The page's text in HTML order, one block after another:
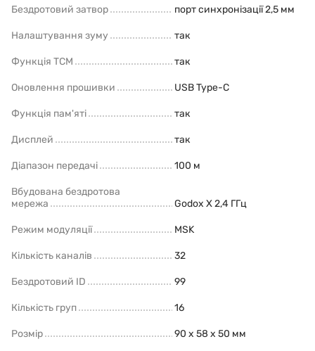
Бездротовий затвор порт синхронізації 2,5 мм
Налаштування зуму так
Функція TCM так
Оновлення прошивки USB Type-C
Функція пам'яті так
Дисплей так
Діапазон передачі 100 м
Вбудована бездротова
мережа
Godox X 2,4 ГГц
Режим модуляції MSK
Кількість каналів 32
Бездротовий ID 99
Кількість груп 16
Розмір 90 x 58 x 50 мм